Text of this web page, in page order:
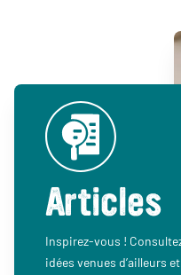
Articles
Inspirez-vous !
idées venues d’ailleurs